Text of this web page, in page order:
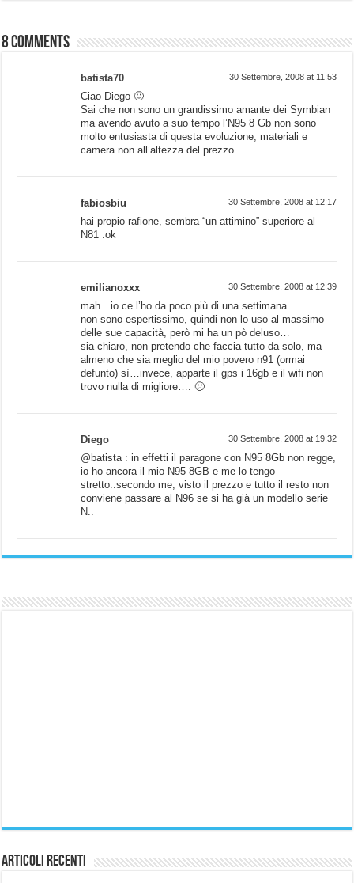
8 comments
batista70 30 Settembre, 2008 at 11:53
Ciao Diego 🙂
Sai che non sono un grandissimo amante dei Symbian
ma avendo avuto a suo tempo l’N95 8 Gb non sono
molto entusiasta di questa evoluzione, materiali e
camera non all’altezza del prezzo.
fabiosbiu 30 Settembre, 2008 at 12:17
hai propio rafione, sembra “un attimino” superiore al
N81 :ok
emilianoxxx 30 Settembre, 2008 at 12:39
mah…io ce l’ho da poco più di una settimana…
non sono espertissimo, quindi non lo uso al massimo
delle sue capacità, però mi ha un pò deluso…
sia chiaro, non pretendo che faccia tutto da solo, ma
almeno che sia meglio del mio povero n91 (ormai
defunto) sì…invece, apparte il gps i 16gb e il wifi non
trovo nulla di migliore…. 🙁
Diego 30 Settembre, 2008 at 19:32
@batista : in effetti il paragone con N95 8Gb non regge,
io ho ancora il mio N95 8GB e me lo tengo
stretto..secondo me, visto il prezzo e tutto il resto non
conviene passare al N96 se si ha già un modello serie
N..
Articoli Recenti